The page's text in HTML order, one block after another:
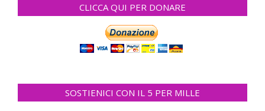
CLICCA QUI PER DONARE
SOSTIENICI CON IL 5 PER MILLE